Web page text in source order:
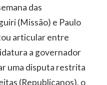
das
(Missão) e Paulo
articular entre
a governador
uma disputa restrita
(Republicanos), o